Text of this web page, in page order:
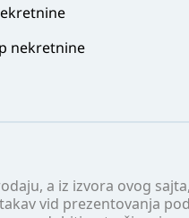
a iz izvora ovog
vid prezentovanja
nekretnine